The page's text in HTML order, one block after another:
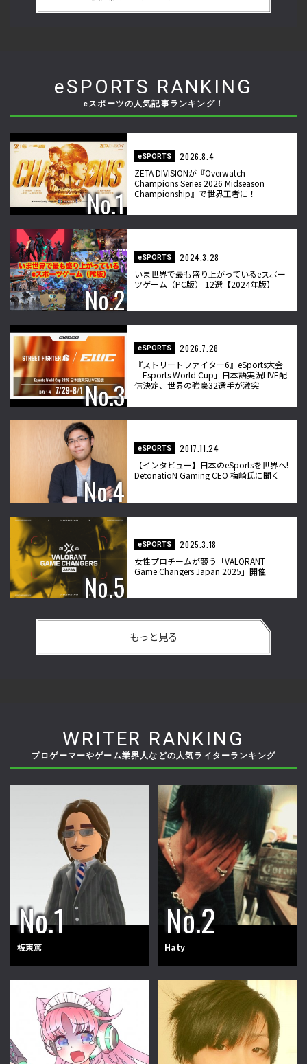
格闘ゲーマーのゲンバから！ 第49回】
eSPORTS RANKING
eスポーツの人気記事ランキング！
eSPORTS
2026.8.4
ZETA DIVISIONが『Overwatch
Champions Series 2026 Midseason
Championship』で世界王者に！
eSPORTS
2024.3.28
いま世界で最も盛り上がっているeスポー
ツゲーム（PC版） 12選【2024年版】
eSPORTS
2026.7.28
『ストリートファイター6』eSports大会
「Esports World Cup」日本語実況LIVE配
信決定、世界の強豪32選手が激突
eSPORTS
2017.11.24
【インタビュー】日本のeSportsを世界へ!
DetonatioN Gaming CEO 梅崎氏に聞く
eSPORTS
2025.3.18
女性プロチームが競う「VALORANT
Game Changers Japan 2025」開催
もっと見る
WRITER RANKING
プロゲーマーやゲーム業界人などの人気ライターランキング
板東篤 Haty